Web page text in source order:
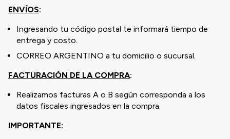
ENVÍOS:
Ingresando tu código postal te informará tiempo de
entrega y costo.
CORREO ARGENTINO a tu domicilio o sucursal.
FACTURACIÓN DE LA COMPRA:
Realizamos facturas A o B según corresponda a los
datos fiscales ingresados en la compra.
IMPORTANTE: